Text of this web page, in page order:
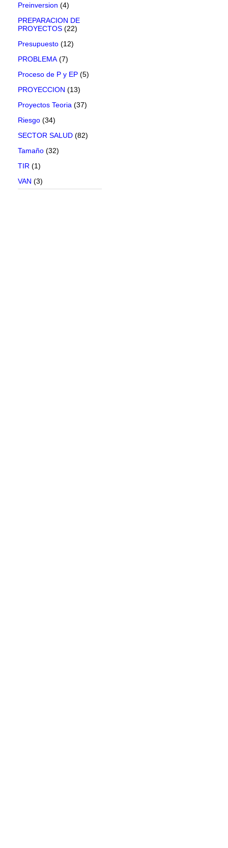
Preinversion (4)
PREPARACION DE
PROYECTOS (22)
Presupuesto (12)
PROBLEMA (7)
Proceso de P y EP (5)
PROYECCION (13)
Proyectos Teoria (37)
Riesgo (34)
SECTOR SALUD (82)
Tamaño (32)
TIR (1)
VAN (3)